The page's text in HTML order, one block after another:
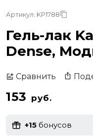
Артикул: KP1788
Гель-лак
Dense,
Сравнить
153 руб.
+15 бонусов